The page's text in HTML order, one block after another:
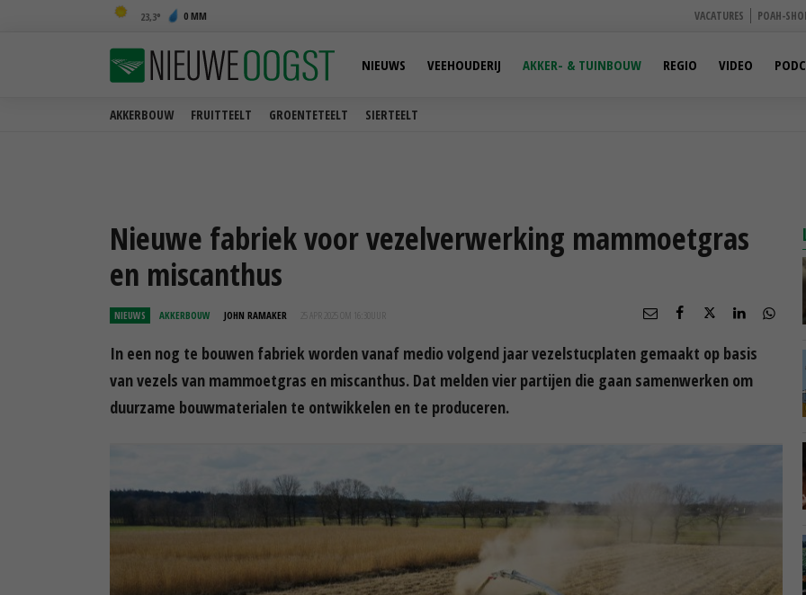
23,3 0 MM VACATURES POAH-
AKKERBOUW FRUITTEELT GROENTETEELT SIERTEELT
NIEUWS VEEHOUDERIJ AKKER- & TUINBOUW REGIO VIDEO
Nieuwe fabriek voor vezelverwerking mammoetgras
en miscanthus
NIEUWS AKKERBOUW JOHN RAMAKER 25 APR 2025 OM 16:30
In een nog te bouwen fabriek worden vanaf medio volgend jaar vezelstucplaten gemaakt op basis
van vezels van mammoetgras en miscanthus. Dat melden vier partijen die gaan samenwerken om
duurzame bouwmaterialen te ontwikkelen en te produceren.